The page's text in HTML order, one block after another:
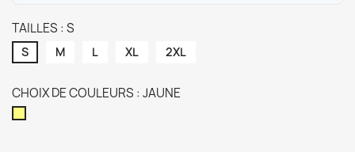
TAILLES : S
S M L XL 2XL
CHOIX DE COULEURS : JAUNE